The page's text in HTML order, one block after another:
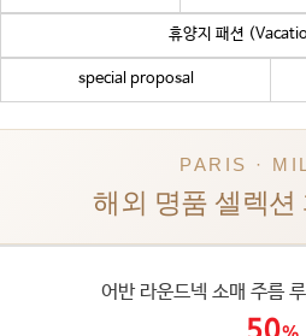
휴양지 패션
special proposal
PARIS ·
해외 명품 셀렉션
어반 라운드넥 소매 주름